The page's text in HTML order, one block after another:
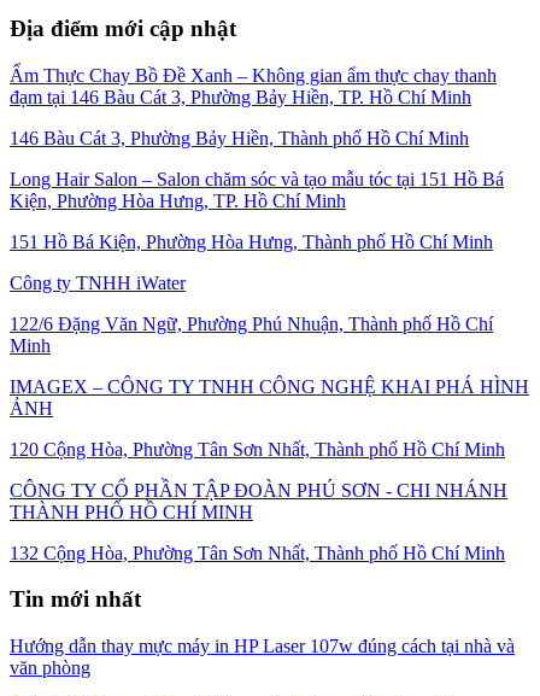
Địa điểm mới cập nhật
Ẩm Thực Chay Bồ Đề Xanh – Không gian ẩm thực chay thanh
đạm tại 146 Bàu Cát 3, Phường Bảy Hiền, TP. Hồ Chí Minh
146 Bàu Cát 3, Phường Bảy Hiền, Thành phố Hồ Chí Minh
Long Hair Salon – Salon chăm sóc và tạo mẫu tóc tại 151 Hồ Bá
Kiện, Phường Hòa Hưng, TP. Hồ Chí Minh
151 Hồ Bá Kiện, Phường Hòa Hưng, Thành phố Hồ Chí Minh
Công ty TNHH iWater
122/6 Đặng Văn Ngữ, Phường Phú Nhuận, Thành phố Hồ Chí
Minh
IMAGEX – CÔNG TY TNHH CÔNG NGHỆ KHAI PHÁ HÌNH
ẢNH
120 Cộng Hòa, Phường Tân Sơn Nhất, Thành phố Hồ Chí Minh
CÔNG TY CỔ PHẦN TẬP ĐOÀN PHÚ SƠN - CHI NHÁNH
THÀNH PHỐ HỒ CHÍ MINH
132 Cộng Hòa, Phường Tân Sơn Nhất, Thành phố Hồ Chí Minh
Tin mới nhất
Hướng dẫn thay mực máy in HP Laser 107w đúng cách tại nhà và
văn phòng